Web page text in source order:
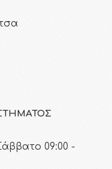
09:00 -